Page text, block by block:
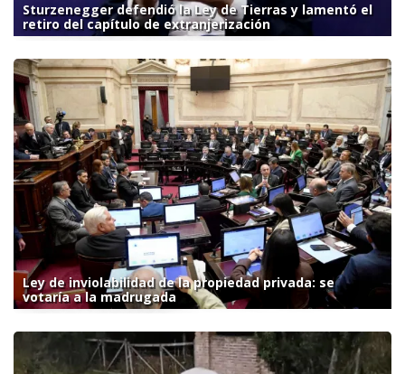
Sturzenegger defendió la Ley de Tierras y lamentó el
retiro del capítulo de extranjerización
Ley de inviolabilidad de la propiedad privada: se
votaría a la madrugada